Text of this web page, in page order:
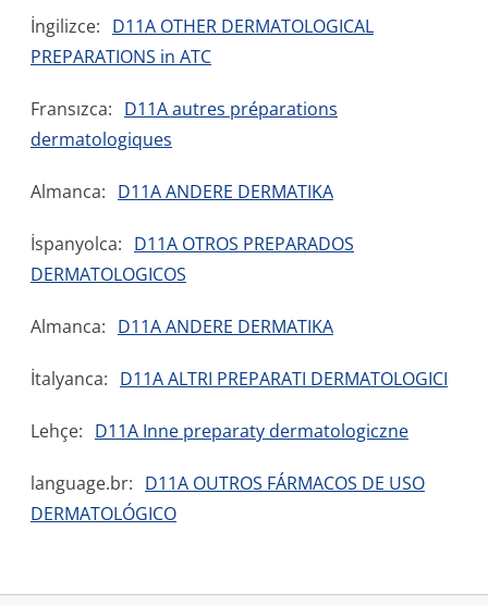
İngilizce: D11A OTHER DERMATOLOGICAL
PREPARATIONS in ATC
Fransızca: D11A autres préparations
dermatologiques
Almanca: D11A ANDERE DERMATIKA
İspanyolca: D11A OTROS PREPARADOS
DERMATOLOGICOS
Almanca: D11A ANDERE DERMATIKA
İtalyanca: D11A ALTRI PREPARATI DERMATOLOGICI
Lehçe: D11A Inne preparaty dermatologiczne
language.br: D11A OUTROS FÁRMACOS DE USO
DERMATOLÓGICO